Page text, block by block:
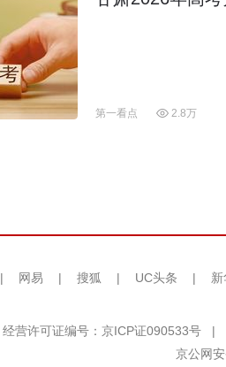
第一看点 2.8万
| 网易 | 搜狐 | UC头条 | 新
经营许可证编号：京ICP证090533号 |
京公网